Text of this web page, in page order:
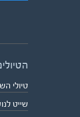
טיולי
שייט